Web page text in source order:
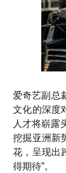
爱奇艺副总
文化的深度
人才将崭露
挖掘亚洲新
花，呈现出
得期待”。